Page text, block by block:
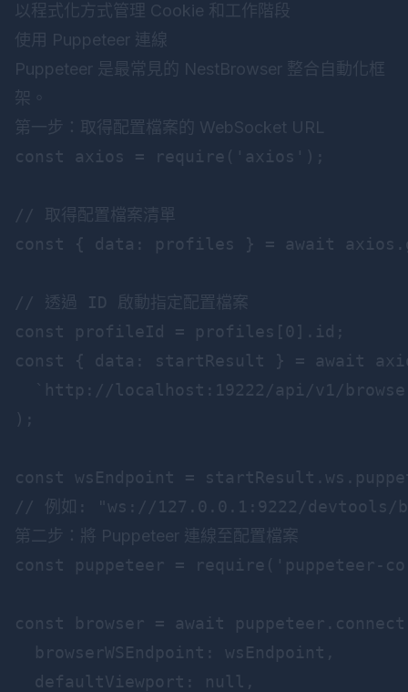
以程式化方式管理 Cookie 和工作階段
使用 Puppeteer 連線
Puppeteer 是最常見的 NestBrowser 整合自動化框
架。
第一步：取得配置檔案的 WebSocket URL
const axios = require('axios');
// 取得配置檔案清單
const { data: profiles } = await
// 透過 ID 啟動指定配置檔案
const profileId = profiles[0].id;
const { data: startResult } = await
`http://localhost:19222/api/v1/
);
const wsEndpoint =
第二步：將 Puppeteer 連線至配置檔案
const puppeteer = require('puppeteer-
const browser = await
  browserWSEndpoint: wsEndpoint,
  defaultViewport: null,